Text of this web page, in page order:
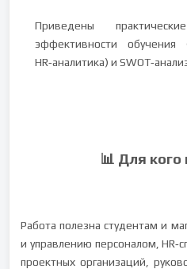
Приведены
эффективности обучения
HR‑аналитика) и
📊 Для
Работа полезна студентам и
и управлению персоналом,
проектных организаций,